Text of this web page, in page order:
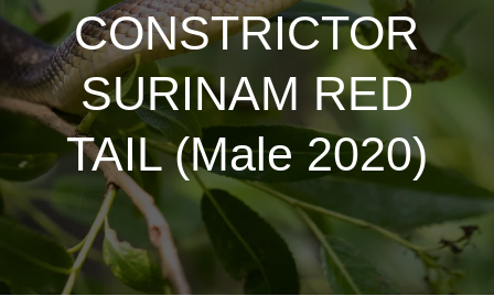
CONSTRICTOR
SURINAM RED
TAIL (Male 2020)